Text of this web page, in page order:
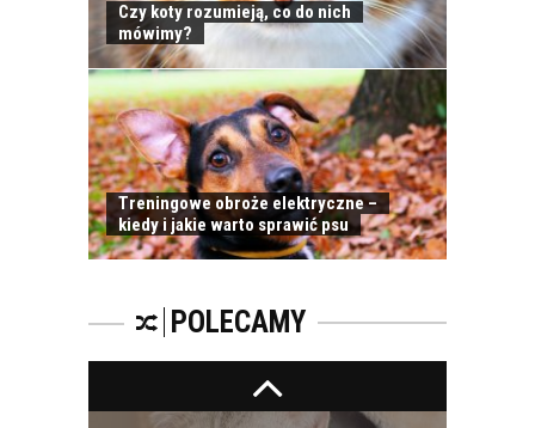
Czy koty rozumieją, co do nich
mówimy?
Treningowe obroże elektryczne –
kiedy i jakie warto sprawić psu
POLECAMY
ZATRUCIA U KOTÓW
WAKACYJNY WYJAZD